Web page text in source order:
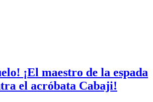
¡El maestro de la espada
el acróbata Cabaji!